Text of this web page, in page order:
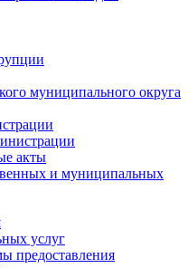
муниципального округа
акты
и муниципальных
услуг
предоставления